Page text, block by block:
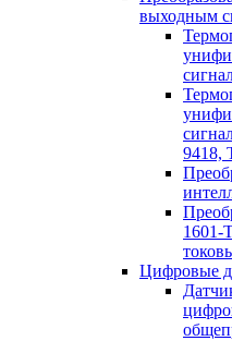
выходным
9418,
1601-
Цифровые